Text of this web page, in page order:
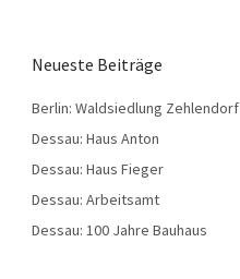
Neueste Beiträge
Berlin: Waldsiedlung Zehlendorf
Dessau: Haus Anton
Dessau: Haus Fieger
Dessau: Arbeitsamt
Dessau: 100 Jahre Bauhaus